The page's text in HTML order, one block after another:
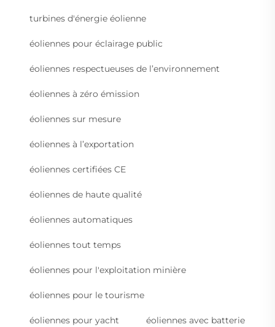
turbines d'énergie éolienne
éoliennes pour éclairage public
éoliennes respectueuses de l’environnement
éoliennes à zéro émission
éoliennes sur mesure
éoliennes à l’exportation
éoliennes certifiées CE
éoliennes de haute qualité
éoliennes automatiques
éoliennes tout temps
éoliennes pour l'exploitation minière
éoliennes pour le tourisme
éoliennes pour yacht éoliennes avec batterie